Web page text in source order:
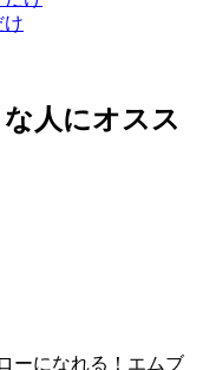
け
人にオスス
ーになれる！エムブ